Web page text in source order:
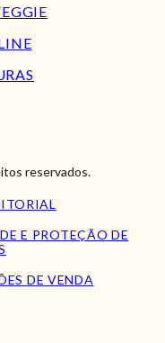
reservados.
E PROTEÇÃO DE
DE VENDA